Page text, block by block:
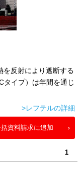
を反射により遮断する
タイプ）は年間を通じ
>レフテルの詳細
資料請求に追加
1